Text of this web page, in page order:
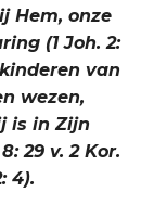
Hem, onze
(1 Joh. 2:
van
wezen,
is in Zijn
29 v. 2 Kor.
4).